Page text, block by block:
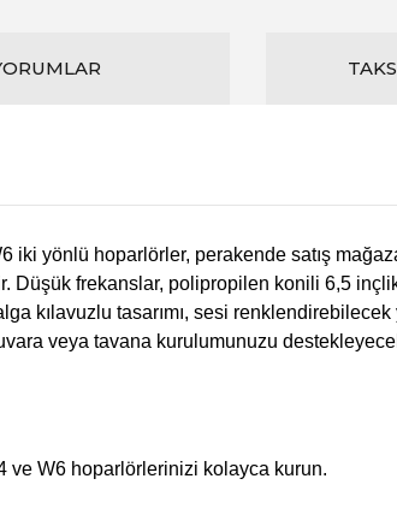
yönlü hoparlörler, perakende satış
Düşük frekanslar, polipropilen konili 6,5
kılavuzlu tasarımı, sesi renklendirebilecek
veya tavana kurulumunuzu
ve W6 hoparlörlerinizi kolayca kurun.